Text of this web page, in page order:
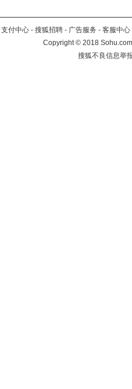
支付中心 - 搜狐招聘 - 广告服务 - 客服中心
Copyright©2018
搜狐不良信息举